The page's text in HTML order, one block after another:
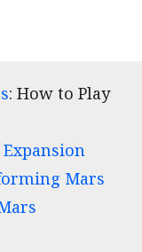
: How to Play
Mars